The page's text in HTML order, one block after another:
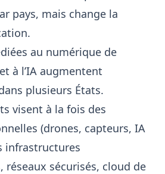
pays, mais change la
au numérique de
à l’IA augmentent
plusieurs États.
visent à la fois des
(drones, capteurs, IA
infrastructures
réseaux sécurisés, cloud de